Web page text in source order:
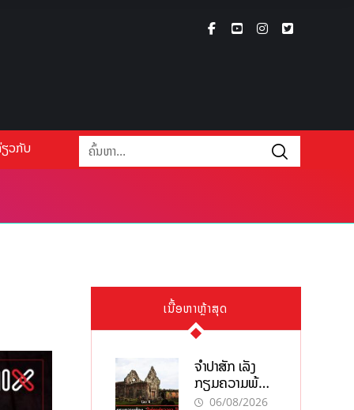
ວກັບ
ເນື້ອຫາຫຼ້າສຸດ
ຈຳປາສັກ ເລັ່ງ
ກຽມຄວາມພ້ອມ
“ປີທ່ອງທ່ຽວ
06/08/2026